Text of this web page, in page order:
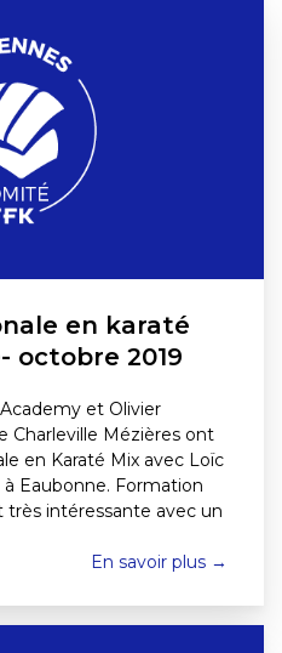
en karaté
octobre 2019
et Olivier
Charleville Mézières ont
en Karaté Mix avec Loïc
Eaubonne. Formation
intéressante avec un
En savoir plus →